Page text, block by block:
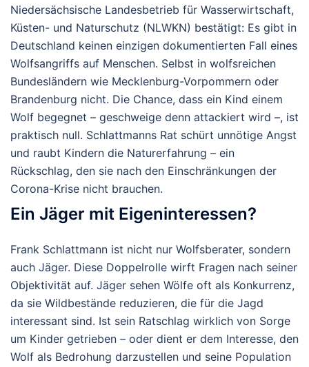
Niedersächsische Landesbetrieb für Wasserwirtschaft,
Küsten- und Naturschutz (NLWKN) bestätigt: Es gibt in
Deutschland keinen einzigen dokumentierten Fall eines
Wolfsangriffs auf Menschen. Selbst in wolfsreichen
Bundesländern wie Mecklenburg-Vorpommern oder
Brandenburg nicht. Die Chance, dass ein Kind einem
Wolf begegnet – geschweige denn attackiert wird –, ist
praktisch null. Schlattmanns Rat schürt unnötige Angst
und raubt Kindern die Naturerfahrung – ein
Rückschlag, den sie nach den Einschränkungen der
Corona-Krise nicht brauchen.
Ein Jäger mit Eigeninteressen?
Frank Schlattmann ist nicht nur Wolfsberater, sondern
auch Jäger. Diese Doppelrolle wirft Fragen nach seiner
Objektivität auf. Jäger sehen Wölfe oft als Konkurrenz,
da sie Wildbestände reduzieren, die für die Jagd
interessant sind. Ist sein Ratschlag wirklich von Sorge
um Kinder getrieben – oder dient er dem Interesse, den
Wolf als Bedrohung darzustellen und seine Population